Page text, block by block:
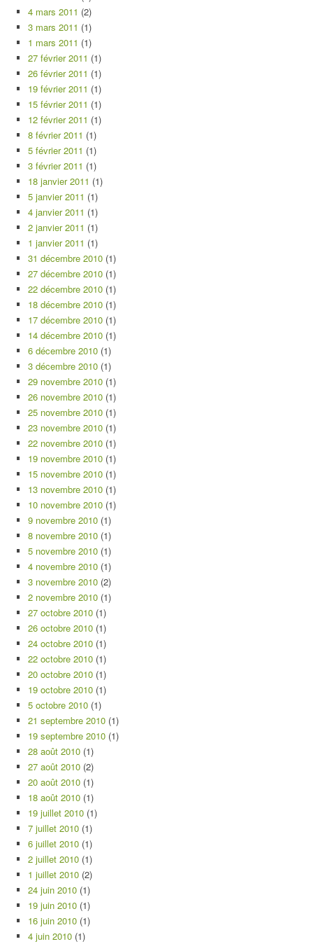
4 mars 2011 (2)
3 mars 2011 (1)
1 mars 2011 (1)
27 février 2011 (1)
26 février 2011 (1)
19 février 2011 (1)
15 février 2011 (1)
12 février 2011 (1)
8 février 2011 (1)
5 février 2011 (1)
3 février 2011 (1)
18 janvier 2011 (1)
5 janvier 2011 (1)
4 janvier 2011 (1)
2 janvier 2011 (1)
1 janvier 2011 (1)
31 décembre 2010 (1)
27 décembre 2010 (1)
22 décembre 2010 (1)
18 décembre 2010 (1)
17 décembre 2010 (1)
14 décembre 2010 (1)
6 décembre 2010 (1)
3 décembre 2010 (1)
29 novembre 2010 (1)
26 novembre 2010 (1)
25 novembre 2010 (1)
23 novembre 2010 (1)
22 novembre 2010 (1)
19 novembre 2010 (1)
15 novembre 2010 (1)
13 novembre 2010 (1)
10 novembre 2010 (1)
9 novembre 2010 (1)
8 novembre 2010 (1)
5 novembre 2010 (1)
4 novembre 2010 (1)
3 novembre 2010 (2)
2 novembre 2010 (1)
27 octobre 2010 (1)
26 octobre 2010 (1)
24 octobre 2010 (1)
22 octobre 2010 (1)
20 octobre 2010 (1)
19 octobre 2010 (1)
5 octobre 2010 (1)
21 septembre 2010 (1)
19 septembre 2010 (1)
28 août 2010 (1)
27 août 2010 (2)
20 août 2010 (1)
18 août 2010 (1)
19 juillet 2010 (1)
7 juillet 2010 (1)
6 juillet 2010 (1)
2 juillet 2010 (1)
1 juillet 2010 (2)
24 juin 2010 (1)
19 juin 2010 (1)
16 juin 2010 (1)
4 juin 2010 (1)